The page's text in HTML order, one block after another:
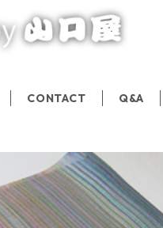
CONTACT Q&A